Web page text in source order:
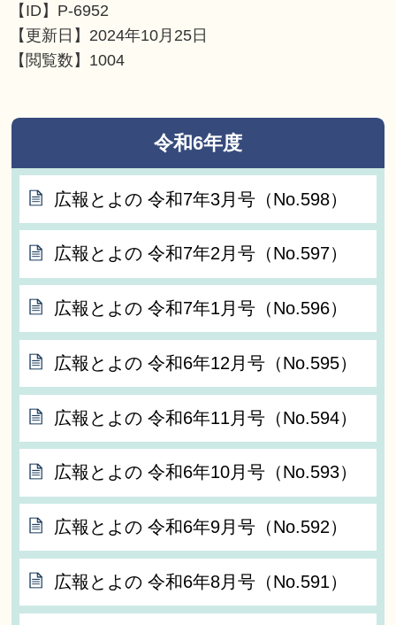
【ID】 P-6952
【更新日】 2024年10月25日
【閲覧数】 1004
令和6年度
広報とよの 令和7年3月号（No.598）
広報とよの 令和7年2月号（No.597）
広報とよの 令和7年1月号（No.596）
広報とよの 令和6年12月号（No.595）
広報とよの 令和6年11月号（No.594）
広報とよの 令和6年10月号（No.593）
広報とよの 令和6年9月号（No.592）
広報とよの 令和6年8月号（No.591）